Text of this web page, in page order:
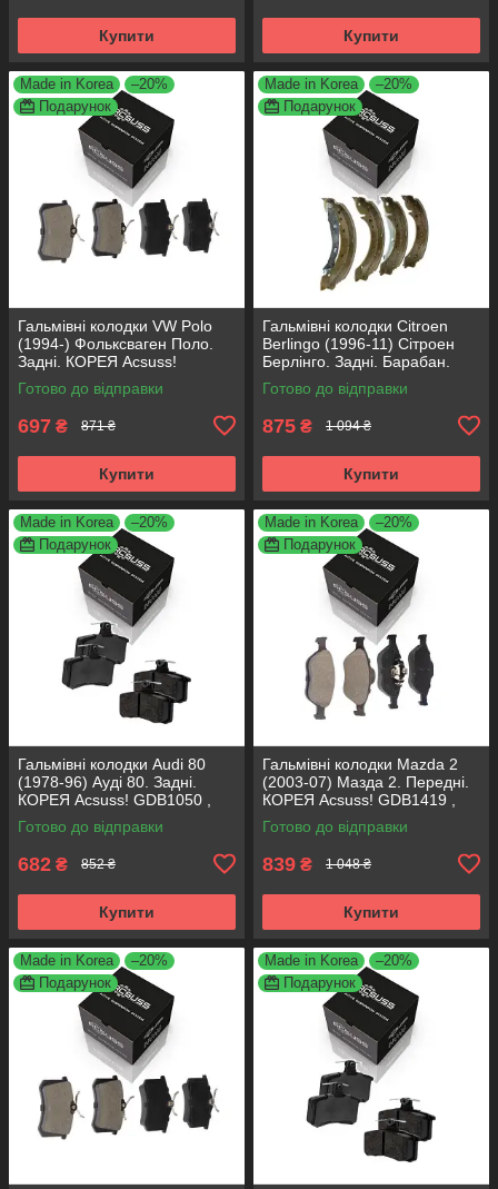
Купити Купити
Made in Korea
–20%
Подарунок
Гальмівні колодки VW Polo
(1994-) Фольксваген Поло.
Задні. КОРЕЯ Acsuss!
GDB1330 , FDB1083 ,
FDB1491 , FDB4260
Готово до відправки
697 ₴ 871 ₴
Купити
Made in Korea
–20%
Подарунок
Гальмівні колодки Citroen
Berlingo (1996-11) Сітроен
Берлінго. Задні. Барабан.
КОРЕЯ Acsuss! GS8635 ,
FSB567
Готово до відправки
875 ₴ 1 094 ₴
Купити
Made in Korea
–20%
Подарунок
Гальмівні колодки Audi 80
(1978-96) Ауді 80. Задні.
КОРЕЯ Acsuss! GDB1050 ,
FDB222
Готово до відправки
682 ₴ 852 ₴
Купити
Made in Korea
–20%
Подарунок
Гальмівні колодки Mazda 2
(2003-07) Мазда 2. Передні.
КОРЕЯ Acsuss! GDB1419 ,
FDB1394
Готово до відправки
839 ₴ 1 048 ₴
Купити
Made in Korea
–20%
Подарунок
Made in Korea
–20%
Подарунок